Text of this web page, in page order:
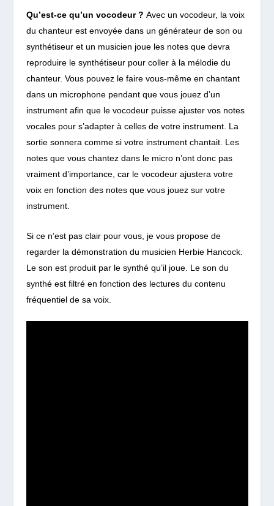
Qu’est-ce qu’un vocodeur ? Avec un vocodeur, la voix
du chanteur est envoyée dans un générateur de son ou
synthétiseur et un musicien joue les notes que devra
reproduire le synthétiseur pour coller à la mélodie du
chanteur. Vous pouvez le faire vous-même en chantant
dans un microphone pendant que vous jouez d’un
instrument afin que le vocodeur puisse ajuster vos notes
vocales pour s’adapter à celles de votre instrument. La
sortie sonnera comme si votre instrument chantait. Les
notes que vous chantez dans le micro n’ont donc pas
vraiment d’importance, car le vocodeur ajustera votre
voix en fonction des notes que vous jouez sur votre
instrument.
Si ce n’est pas clair pour vous, je vous propose de
regarder la démonstration du musicien Herbie Hancock.
Le son est produit par le synthé qu’il joue. Le son du
synthé est filtré en fonction des lectures du contenu
fréquentiel de sa voix.